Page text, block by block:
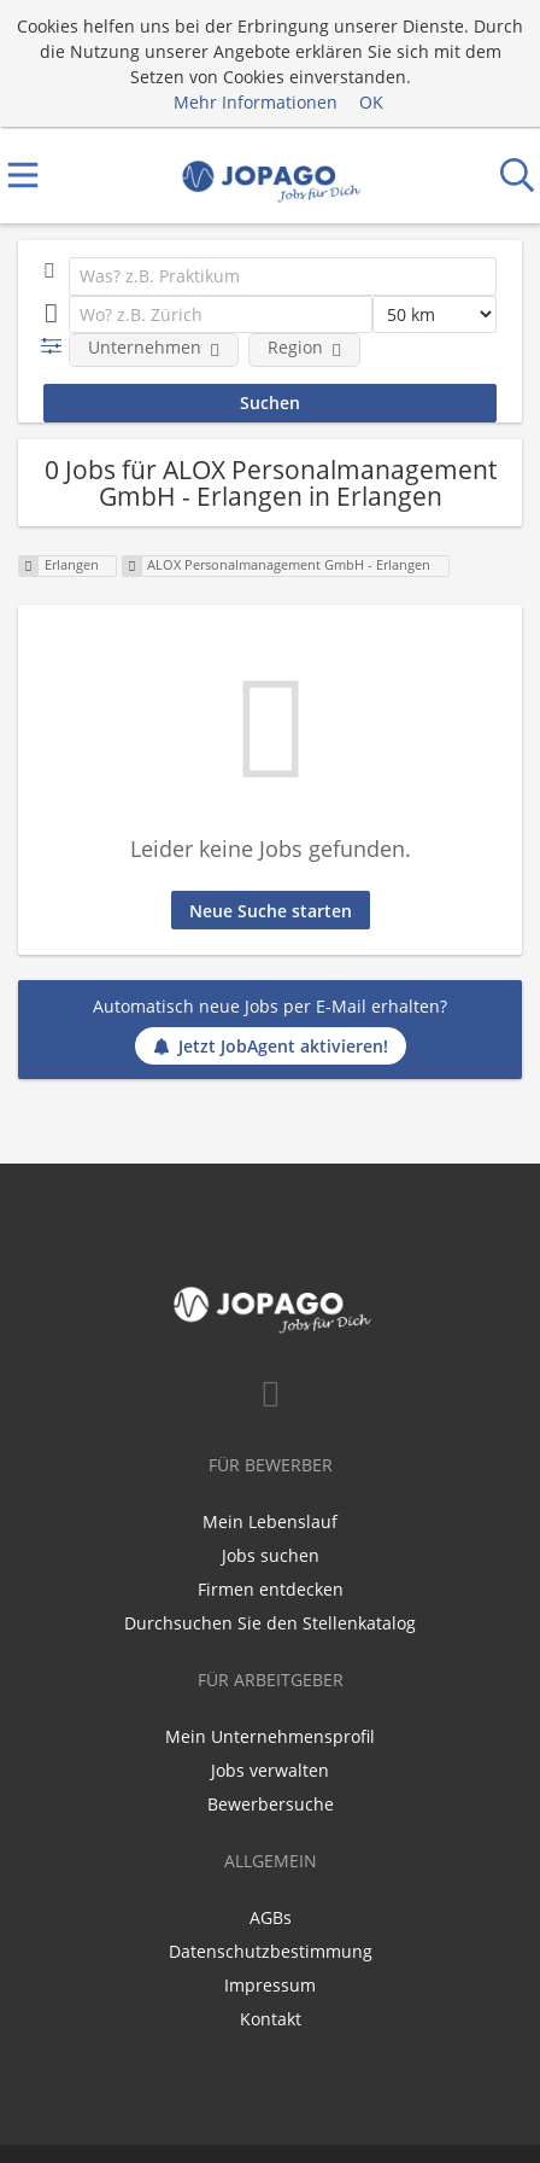
Cookies helfen uns bei der Erbringung unserer Dienste. Durch
die Nutzung unserer Angebote erklären Sie sich mit dem
Setzen von Cookies einverstanden.
Mehr Informationen
OK
Unternehmen Region
0 Jobs für ALOX Personalmanagement
GmbH - Erlangen in Erlangen
Erlangen ALOX Personalmanagement GmbH - Erlangen
Leider keine Jobs gefunden.
Neue Suche starten
Automatisch neue Jobs per E-Mail erhalten?
Jetzt JobAgent aktivieren!
FÜR BEWERBER
Mein Lebenslauf
Jobs suchen
Firmen entdecken
Durchsuchen Sie den Stellenkatalog
FÜR ARBEITGEBER
Mein Unternehmensprofil
Jobs verwalten
Bewerbersuche
ALLGEMEIN
AGBs
Datenschutzbestimmung
Impressum
Kontakt